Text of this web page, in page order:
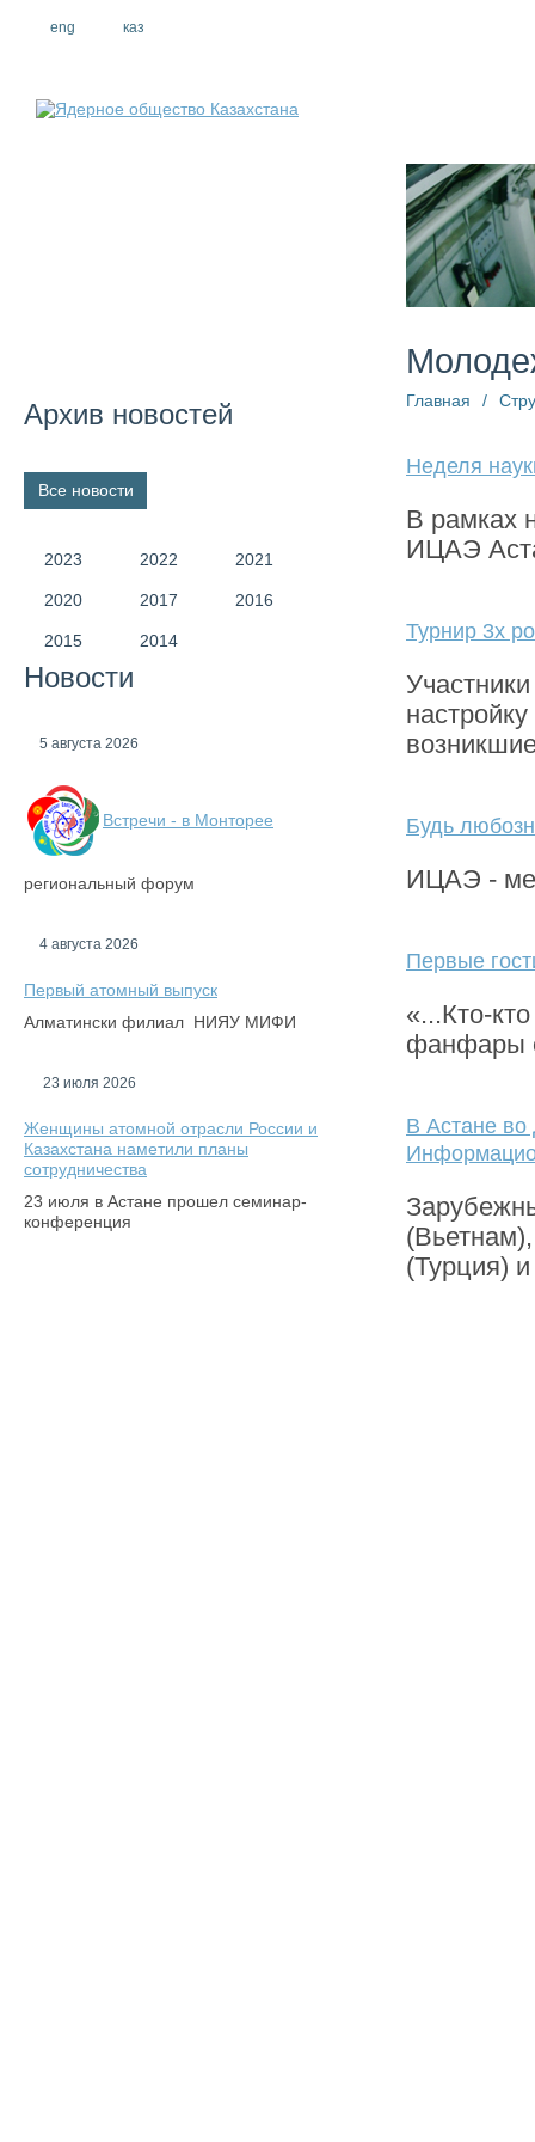
eng каз
Архив новостей
Все новости
2023 2022 2021
2020 2017 2016
2015 2014
Новости
5 августа 2026
Встречи - в Монторее
региональный форум
4 августа 2026
Первый атомный выпуск
Алматински филиал НИЯУ МИФИ
23 июля 2026
Женщины атомной отрасли России и
Казахстана наметили планы
сотрудничества
23 июля в Астане прошел семинар-
конференция
Главная /
Неделя
В рамках
ИЦАЭ
Турнир 3х
Будь
ИЦАЭ -
Первые
«...Кто-
фанфары
В Астане во
(Турция)